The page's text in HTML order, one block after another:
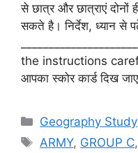
से छात्र और छात्राएं
सकते है। निर्देश, ध्यान से
the instructions
आपका स्कोर कार्ड दिख
Categories
Geography Study
Tags
ARMY, GROUP C,